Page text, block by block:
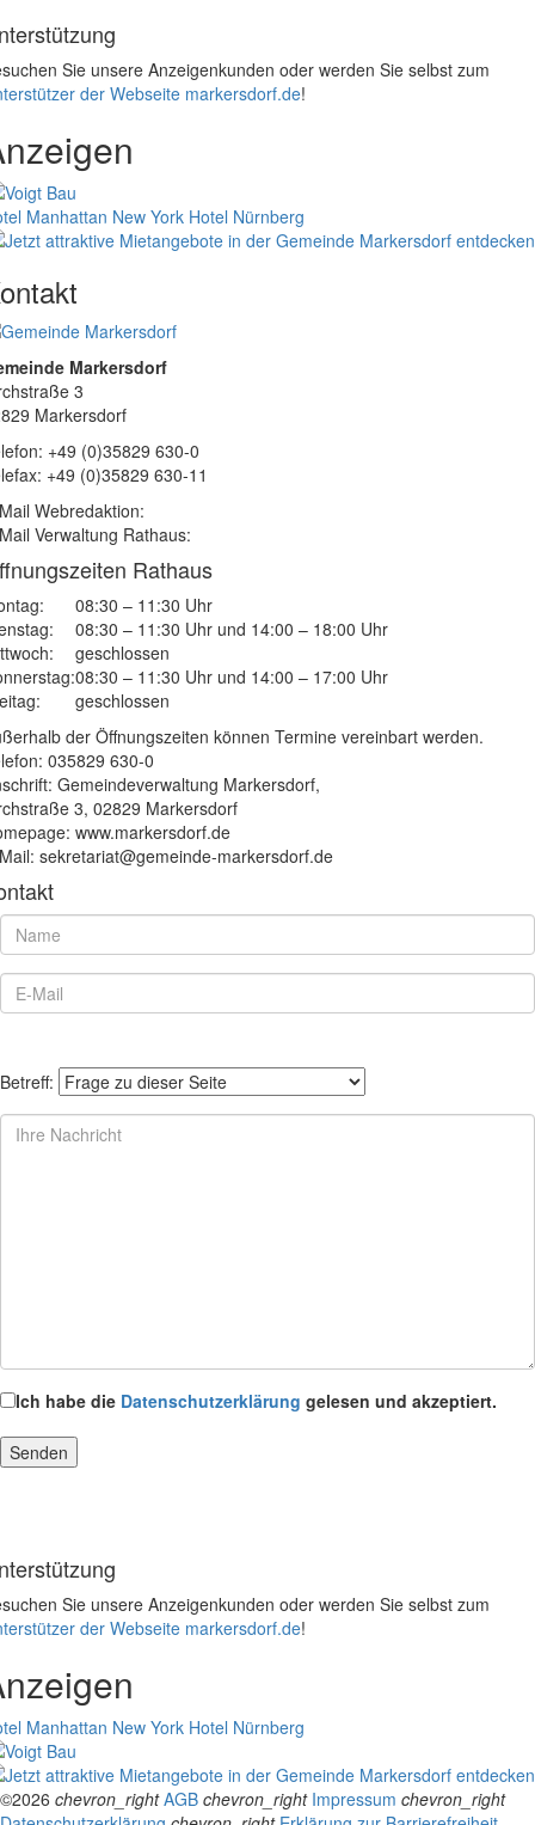
Sie unsere Anzeigenkunden oder werden Sie selbst zum
der Webseite markersdorf.de!
Manhattan New York Hotel Nürnberg
Markersdorf
3
Markersdorf
+49 (0)35829 630-0
+49 (0)35829 630-11
Webredaktion:
Verwaltung Rathaus:
Rathaus
08:30 – 11:30 Uhr
08:30 – 11:30 Uhr und 14:00 – 18:00 Uhr
geschlossen
08:30 – 11:30 Uhr und 14:00 – 17:00 Uhr
geschlossen
der Öffnungszeiten können Termine vereinbart werden.
035829 630-0
Gemeindeverwaltung Markersdorf,
3, 02829 Markersdorf
www.markersdorf.de
sekretariat@gemeinde-markersdorf.de
Betreff:
Ich habe die Datenschutzerklärung gelesen und akzeptiert.
Sie unsere Anzeigenkunden oder werden Sie selbst zum
der Webseite markersdorf.de!
Manhattan New York Hotel Nürnberg
©2026 chevron_right AGB chevron_right Impressum chevron_right